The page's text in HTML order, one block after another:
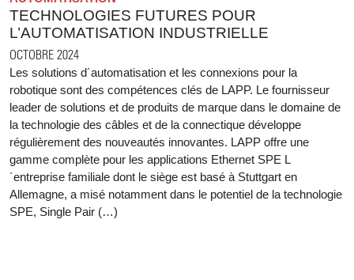
TECHNOLOGIES FUTURES POUR
L’AUTOMATISATION INDUSTRIELLE
OCTOBRE 2024
Les solutions d´automatisation et les connexions pour la
robotique sont des compétences clés de LAPP. Le fournisseur
leader de solutions et de produits de marque dans le domaine de
la technologie des câbles et de la connectique développe
régulièrement des nouveautés innovantes. LAPP offre une
gamme complète pour les applications Ethernet SPE L
´entreprise familiale dont le siège est basé à Stuttgart en
Allemagne, a misé notamment dans le potentiel de la technologie
SPE, Single Pair (…)